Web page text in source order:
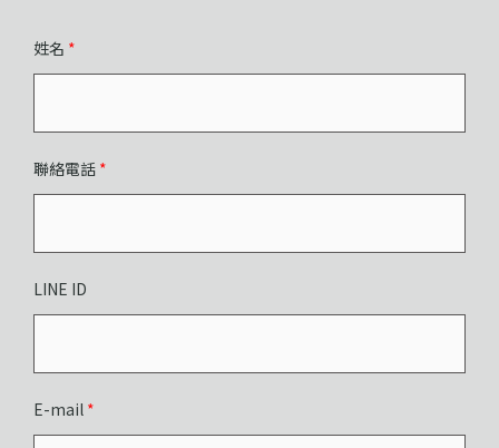
姓名 *
聯絡電話 *
LINE ID
E-mail *